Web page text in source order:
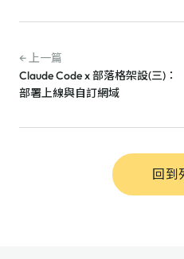
← 上一篇
Claude Code x 部落格架設(三)：
部署上線與自訂網域
回到